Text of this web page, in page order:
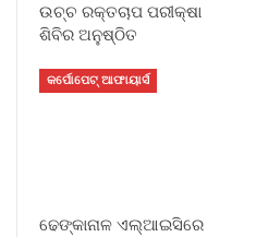
ଉଚ୍ଚ ରକ୍ତଚାପ ପରୀକ୍ଷା
ଶିବିର ଅନୁଷ୍ଠିତ
କର୍ପୋପେଟ୍ ଆଫାୟାର୍ସ
ଢେଙ୍କାନାଳ ଏଲ୍ଆଇସିରେ